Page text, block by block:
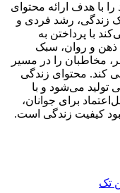
۱۳۹۳ فعالیت خود را با هدف ارائه محتوای
زندگی، رشد فردی و
با پرداختن به
ذهن و روان، سبک
مخاطبان را در مسیر
کند. محتوای زندگی
تولید می‌شود و با
برای جوانان،
کیفیت زندگی است.
تک